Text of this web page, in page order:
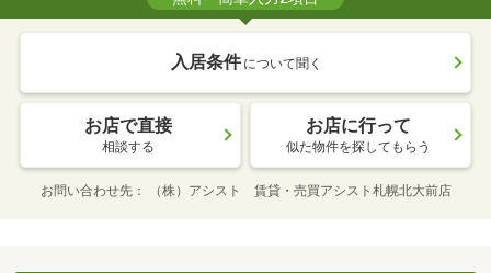
入居条件 について聞く
お店で直接
相談する
お店に行って
似た物件を探してもらう
お問い合わせ先 （株）アシスト 賃貸・売買アシスト札幌北大前店